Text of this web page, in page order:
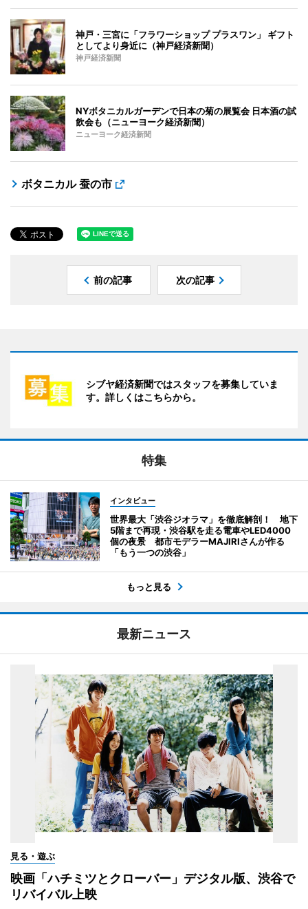
神戸・三宮に「フラワーショップ プラスワン」 ギフト
としてより身近に（神戸経済新聞）
神戸経済新聞
NYボタニカルガーデンで日本の菊の展覧会 日本酒の試
飲会も（ニューヨーク経済新聞）
ニューヨーク経済新聞
ボタニカル 蚕の市
前の記事 次の記事
シブヤ経済新聞ではスタッフを募集していま
す。詳しくはこちらから。
特集
インタビュー
世界最大「渋谷ジオラマ」を徹底解剖！ 地下
5階まで再現・渋谷駅を走る電車やLED4000
個の夜景 都市モデラーMAJIRIさんが作る
「もう一つの渋谷」
もっと見る
最新ニュース
見る・遊ぶ
映画「ハチミツとクローバー」デジタル版、渋谷で
リバイバル上映